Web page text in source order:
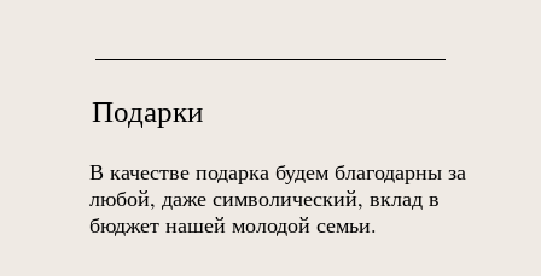
Подарки
В качестве подарка будем благодарны за
любой, даже символический, вклад в
бюджет нашей молодой семьи.